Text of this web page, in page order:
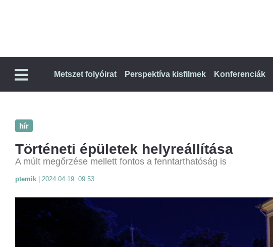
Metszet folyóirat Perspektíva kisfilmek Konferenciák
hír
Történeti épületek helyreállítása
A múlt megőrzése mellett fontos a fenntarthatóság is
ptemik 2024.04.19. 09:53